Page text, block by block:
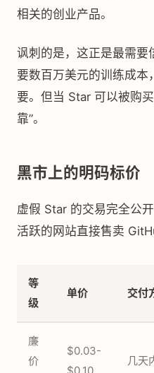
相关的创业产品。
讽刺的是，这正是最需要
要数百万美元的训练成本
要。但当 Star 可以被购
靠”。
黑市上的明码标价
虚假 Star 的交易完全公
活跃的网站直接售卖
等
级
单价 交付
廉
价
$0.03-
几天